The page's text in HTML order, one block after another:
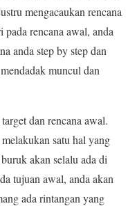
mengacaukan rencana
rencana awal, anda
anda step by step dan
muncul dan
dan rencana awal.
satu hal yang
akan selalu ada di
tujuan awal, anda akan
ada rintangan yang